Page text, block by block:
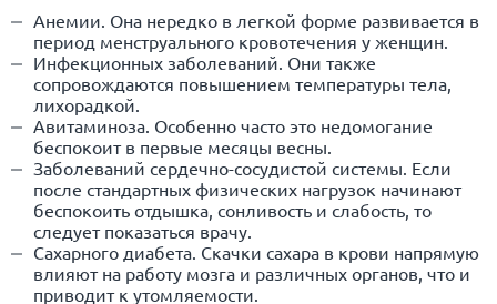
Анемии. Она нередко в легкой форме развивается в
период менструального кровотечения у женщин.
Инфекционных заболеваний. Они также
сопровождаются повышением температуры тела,
лихорадкой.
Авитаминоза. Особенно часто это недомогание
беспокоит в первые месяцы весны.
Заболеваний сердечно-сосудистой системы. Если
после стандартных физических нагрузок начинают
беспокоить отдышка, сонливость и слабость, то
следует показаться врачу.
Сахарного диабета. Скачки сахара в крови напрямую
влияют на работу мозга и различных органов, что и
приводит к утомляемости.